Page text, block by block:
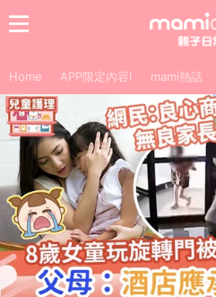
Home APP限定內容! mami熱話